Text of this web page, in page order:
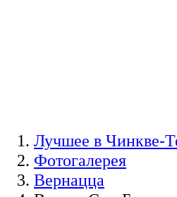
Лучшее в Чинкве-
Фотогалерея
Вернацца